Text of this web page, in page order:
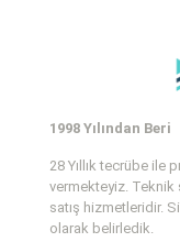
1998 Yılından Beri
28 Yıllık tecrübe ile
vermekteyiz. Teknik
satış hizmetleridir.
olarak belirledik.